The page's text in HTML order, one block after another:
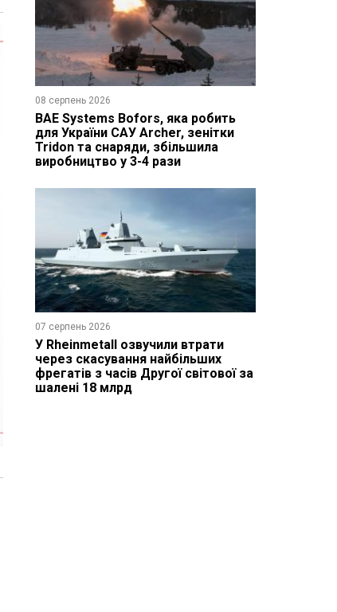
08 серпень 2026
BAE Systems Bofors, яка робить
для України САУ Archer, зенітки
Tridon та снаряди, збільшила
виробництво у 3-4 рази
07 серпень 2026
У Rheinmetall озвучили втрати
через скасування найбільших
фрегатів з часів Другої світової за
шалені 18 млрд